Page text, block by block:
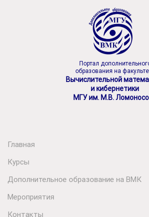
Портал
образования на
Вычислительной
и кибернетики
МГУ им. М.В.
Главная
Курсы
Дополнительное образование на ВМК
Мероприятия
Контакты